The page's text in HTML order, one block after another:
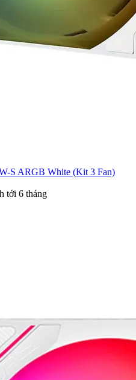
S ARGB White (Kit 3 Fan)
tới 6 tháng